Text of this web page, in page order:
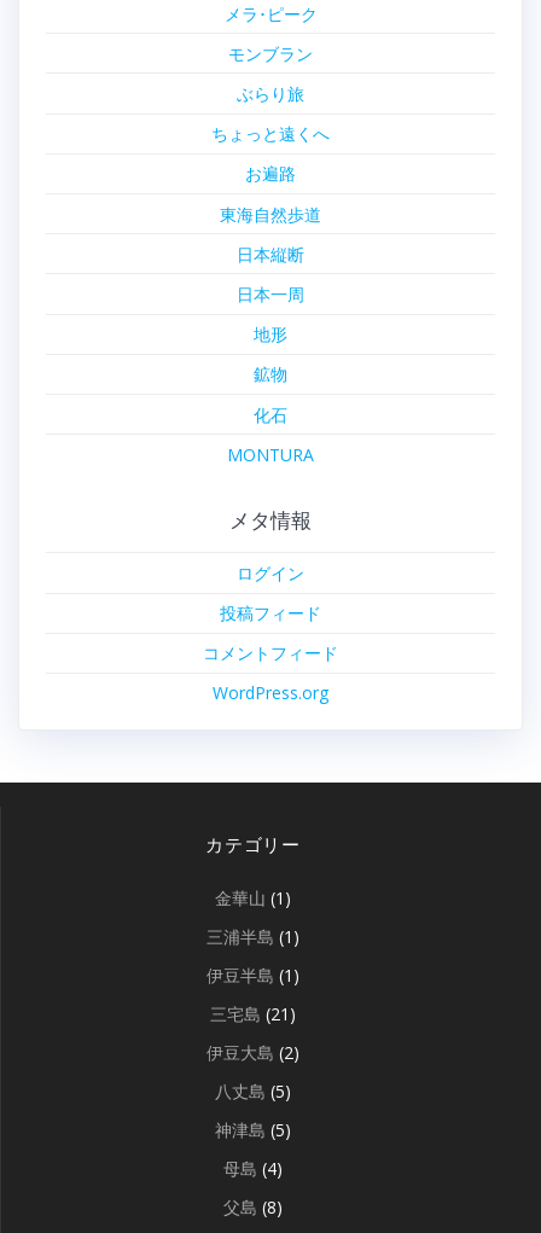
メラ･ピーク
モンブラン
ぶらり旅
ちょっと遠くへ
お遍路
東海自然歩道
日本縦断
日本一周
地形
鉱物
化石
MONTURA
メタ情報
ログイン
投稿フィード
コメントフィード
WordPress.org
カテゴリー
金華山 (1)
三浦半島 (1)
伊豆半島 (1)
三宅島 (21)
伊豆大島 (2)
八丈島 (5)
神津島 (5)
母島 (4)
父島 (8)